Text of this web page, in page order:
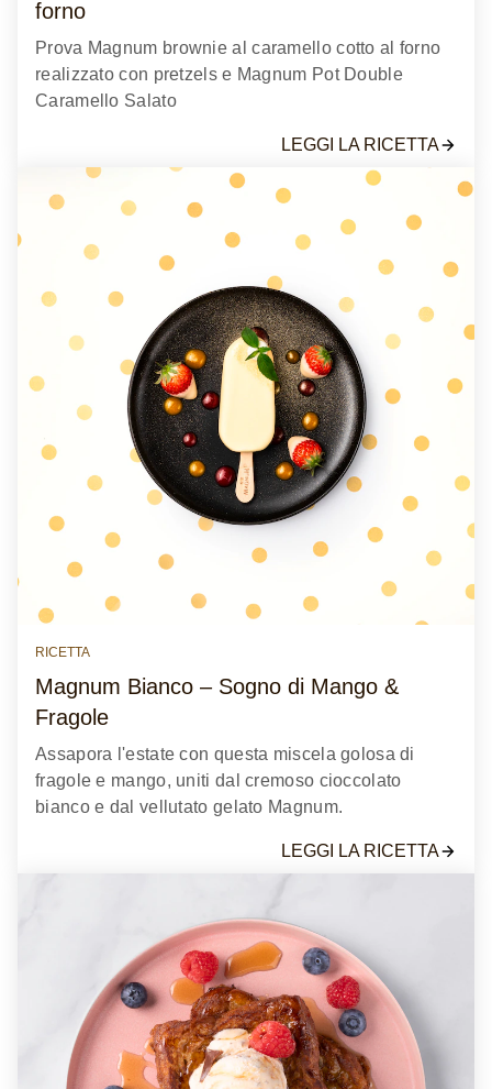
forno
Prova Magnum brownie al caramello cotto al forno
realizzato con pretzels e Magnum Pot Double
Caramello Salato
LEGGI LA RICETTA
RICETTA
Magnum Bianco – Sogno di Mango &
Fragole
Assapora l'estate con questa miscela golosa di
fragole e mango, uniti dal cremoso cioccolato
bianco e dal vellutato gelato Magnum.
LEGGI LA RICETTA